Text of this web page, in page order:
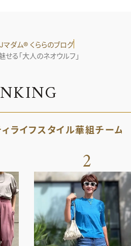
マダム®︎ くららのブログ
せる「大人のネオウルフ」
NKING
ライフスタイル華組チーム
2